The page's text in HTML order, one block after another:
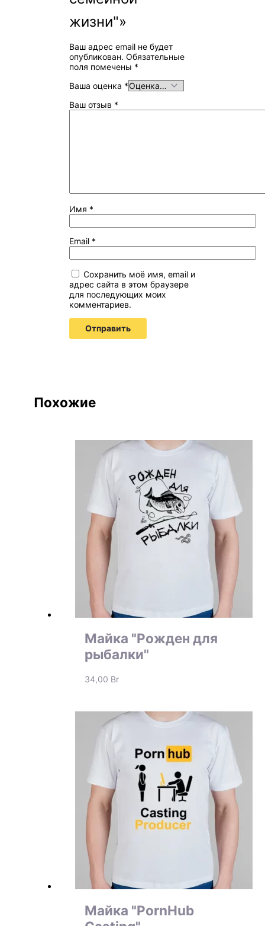
жизни"»
Ваш адрес email не будет
опубликован. Обязательные
поля помечены *
Ваша оценка *
Ваш отзыв *
Имя *
Email *
Сохранить моё имя, email и
адрес сайта в этом браузере
для последующих моих
комментариев.
Похожие
Майка "Рожден для
рыбалки"
34,00 Br
Майка "PornHub